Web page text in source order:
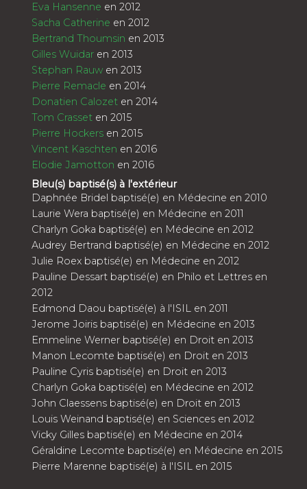
Eva Hansenne en 2012
Sacha Catherine en 2012
Bertrand Thoumsin en 2013
Gilles Wuidar en 2013
Stephan Rauw en 2013
Pierre Remacle en 2014
Donatien Calozet en 2014
Tom Crasset en 2015
Pierre Hockers en 2015
Vincent Kaschten en 2016
Elodie Jamotton en 2016
Bleu(s) baptisé(s) à l'extérieur
Daphnée Bridel baptisé(e) en Médecine en 2010
Laurie Wera baptisé(e) en Médecine en 2011
Charlyn Goka baptisé(e) en Médecine en 2012
Audrey Bertrand baptisé(e) en Médecine en 2012
Julie Roex baptisé(e) en Médecine en 2012
Pauline Dessart baptisé(e) en Philo et Lettres en
2012
Edmond Daou baptisé(e) à l'ISIL en 2011
Jerome Joiris baptisé(e) en Médecine en 2013
Emmeline Werner baptisé(e) en Droit en 2013
Manon Lecomte baptisé(e) en Droit en 2013
Pauline Cyris baptisé(e) en Droit en 2013
Charlyn Goka baptisé(e) en Médecine en 2012
John Claessens baptisé(e) en Droit en 2013
Louis Weinand baptisé(e) en Sciences en 2012
Vicky Gilles baptisé(e) en Médecine en 2014
Géraldine Lecomte baptisé(e) en Médecine en 2015
Pierre Marenne baptisé(e) à l'ISIL en 2015